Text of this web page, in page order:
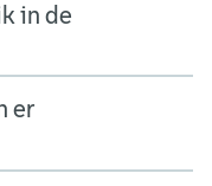
in de
er